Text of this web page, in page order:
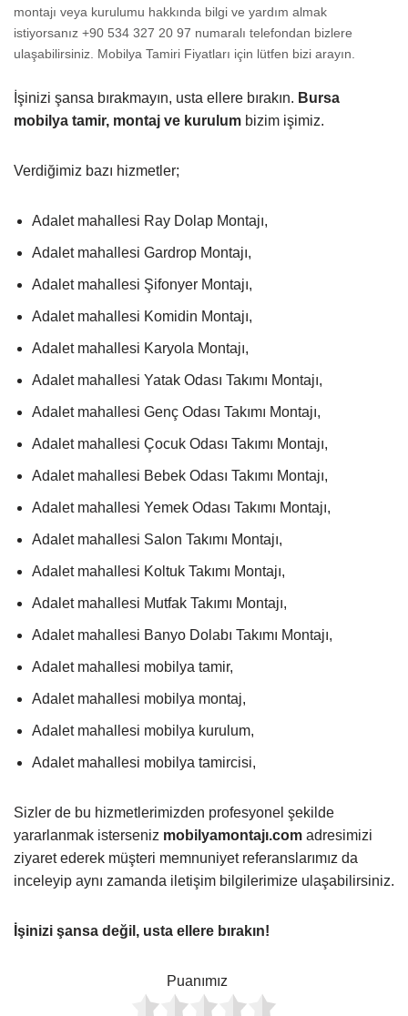
montajı veya kurulumu hakkında bilgi ve yardım almak
istiyorsanız +90 534 327 20 97 numaralı telefondan bizlere
ulaşabilirsiniz. Mobilya Tamiri Fiyatları için lütfen bizi arayın.
İşinizi şansa bırakmayın, usta ellere bırakın. Bursa
mobilya tamir, montaj ve kurulum bizim işimiz.
Verdiğimiz bazı hizmetler;
Adalet mahallesi Ray Dolap Montajı,
Adalet mahallesi Gardrop Montajı,
Adalet mahallesi Şifonyer Montajı,
Adalet mahallesi Komidin Montajı,
Adalet mahallesi Karyola Montajı,
Adalet mahallesi Yatak Odası Takımı Montajı,
Adalet mahallesi Genç Odası Takımı Montajı,
Adalet mahallesi Çocuk Odası Takımı Montajı,
Adalet mahallesi Bebek Odası Takımı Montajı,
Adalet mahallesi Yemek Odası Takımı Montajı,
Adalet mahallesi Salon Takımı Montajı,
Adalet mahallesi Koltuk Takımı Montajı,
Adalet mahallesi Mutfak Takımı Montajı,
Adalet mahallesi Banyo Dolabı Takımı Montajı,
Adalet mahallesi mobilya tamir,
Adalet mahallesi mobilya montaj,
Adalet mahallesi mobilya kurulum,
Adalet mahallesi mobilya tamircisi,
Sizler de bu hizmetlerimizden profesyonel şekilde
yararlanmak isterseniz mobilyamontajı.com adresimizi
ziyaret ederek müşteri memnuniyet referanslarımız da
inceleyip aynı zamanda iletişim bilgilerimize ulaşabilirsiniz.
İşinizi şansa değil, usta ellere bırakın!
Puanımız